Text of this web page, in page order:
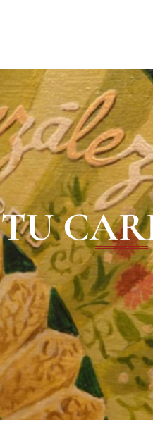
TU